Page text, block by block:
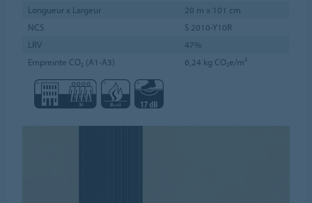
Longueur x Largeur
20 m x 101 cm
NCS
S 2010-Y10R
LRV
47%
Empreinte CO₂ (A1-A3)
6,24 kg CO₂e/m²